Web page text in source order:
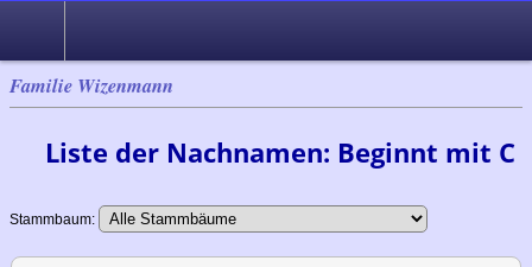
Familie Wizenmann
Liste der Nachnamen: Beginnt mit C
Stammbaum: